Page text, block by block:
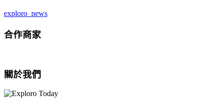
exploro_news
合作商家
關於我們